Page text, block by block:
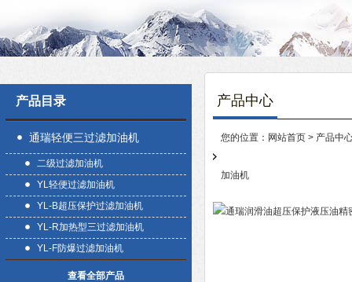
产品目录
通瑞轻便三过滤加油机
二级过滤加油机
YL轻便过滤加油机
YL-B超压保护过滤加油机
YL-R加热型三过滤加油机
YL-F防爆过滤加油机
查看全部产品
产品中心
您的位置： 网站首页 > 产品中
加油机